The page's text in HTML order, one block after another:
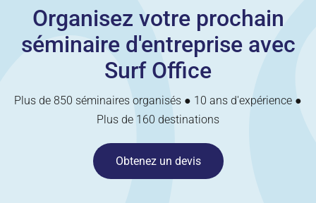
Organisez votre prochain
séminaire d'entreprise avec
Surf Office
Plus de 850 séminaires organisés ● 10 ans d'expérience ●
Plus de 160 destinations
Obtenez un devis